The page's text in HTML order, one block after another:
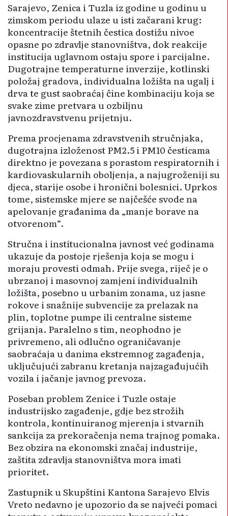
Sarajevo, Zenica i Tuzla iz godine u godinu u
zimskom periodu ulaze u isti začarani krug:
koncentracije štetnih čestica dostižu nivoe
opasne po zdravlje stanovništva, dok reakcije
institucija uglavnom ostaju spore i parcijalne.
Dugotrajne temperaturne inverzije, kotlinski
položaj gradova, individualna ložišta na ugalj i
drva te gust saobraćaj čine kombinaciju koja se
svake zime pretvara u ozbiljnu
javnozdravstvenu prijetnju.
Prema procjenama zdravstvenih stručnjaka,
dugotrajna izloženost PM2.5 i PM10 česticama
direktno je povezana s porastom respiratornih i
kardiovaskularnih oboljenja, a najugroženiji su
djeca, starije osobe i hronični bolesnici. Uprkos
tome, sistemske mjere se najčešće svode na
apelovanje građanima da „manje borave na
otvorenom“.
Stručna i institucionalna javnost već godinama
ukazuje da postoje rješenja koja se mogu i
moraju provesti odmah. Prije svega, riječ je o
ubrzanoj i masovnoj zamjeni individualnih
ložišta, posebno u urbanim zonama, uz jasne
rokove i snažnije subvencije za prelazak na
plin, toplotne pumpe ili centralne sisteme
grijanja. Paralelno s tim, neophodno je
privremeno, ali odlučno ograničavanje
saobraćaja u danima ekstremnog zagađenja,
uključujući zabranu kretanja najzagađujućih
vozila i jačanje javnog prevoza.
Poseban problem Zenice i Tuzle ostaje
industrijsko zagađenje, gdje bez strožih
kontrola, kontinuiranog mjerenja i stvarnih
sankcija za prekoračenja nema trajnog pomaka.
Bez obzira na ekonomski značaj industrije,
zaštita zdravlja stanovništva mora imati
prioritet.
Zastupnik u Skupštini Kantona Sarajevo Elvis
Vreto nedavno je upozorio da se najveći pomaci